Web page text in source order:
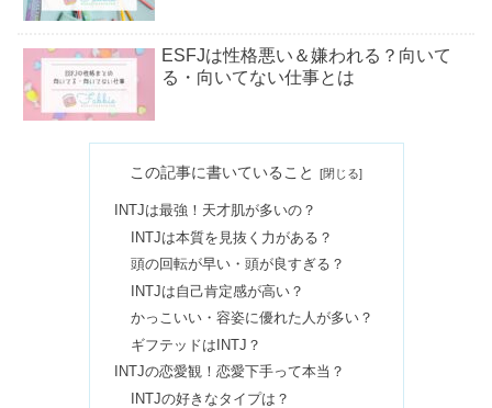
ESFJは性格悪い＆嫌われる？向いて
る・向いてない仕事とは
い？好きになったら好き避け？
ENFPは顔がいい＆かわいい！特徴は
陰キャ・成功者が多い？
INTJの殺意の目｜怒り方・目つきの雰
囲気は？心理機能や二面性も
この記事に書いていること
INTJは最強！天才肌が多いの？
INTJは本質を見抜く力がある？
頭の回転が早い・頭が良すぎる？
INTJは自己肯定感が高い？
かっこいい・容姿に優れた人が多い？
ギフテッドはINTJ？
INTJの恋愛観！恋愛下手って本当？
INTJの好きなタイプは？